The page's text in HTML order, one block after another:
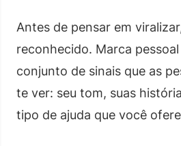
Antes de pensar em
reconhecido. Marca
conjunto de sinais que as
te ver: seu tom, suas
tipo de ajuda que você